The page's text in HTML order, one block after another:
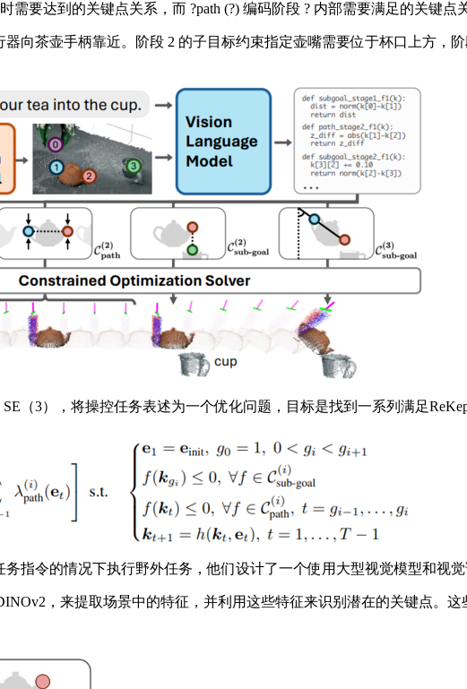
要达到的关键点关系，而 ?path (?) 编码阶段 ? 内部需要满足的关键点
茶壶手柄靠近。阶段 2 的子目标约束指定壶嘴需要位于杯口上方，
3），将操控任务表述为一个优化问题，目标是找到一系列满足ReKep
令的情况下执行野外任务，他们设计了一个使用大型视觉模型和视觉
，来提取场景中的特征，并利用这些特征来识别潜在的关键点。这